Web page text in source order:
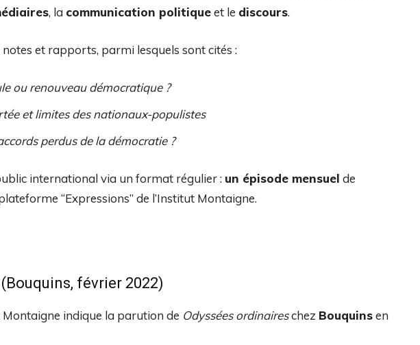
, la communication politiqueet le discours.
et rapports, parmi lesquels sont cités :
ou renouveau démocratique ?
et limites des nationaux-populistes
perdus de la démocratie ?
international via un format régulier : un épisode mensuel de
“Expressions” de l’Institut Montaigne.
février 2022)
indique la parution de Odyssées ordinaireschez Bouquinsen